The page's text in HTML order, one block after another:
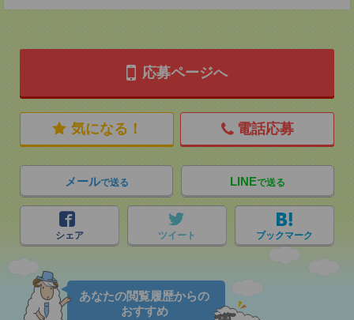
応募ページへ
気になる！ 電話応募
メールで送る LINEで送る
シェア ツイート ブックマーク
あなたの閲覧履歴からの
おすすめ